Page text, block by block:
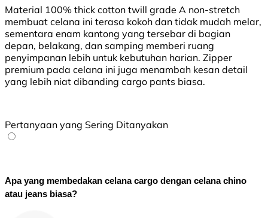
Material 100% thick cotton twill grade A non-stretch
membuat celana ini terasa kokoh dan tidak mudah melar,
sementara enam kantong yang tersebar di bagian
depan, belakang, dan samping memberi ruang
penyimpanan lebih untuk kebutuhan harian. Zipper
premium pada celana ini juga menambah kesan detail
yang lebih niat dibanding cargo pants biasa.
Pertanyaan yang Sering Ditanyakan
Apa yang membedakan celana cargo dengan celana chino
atau jeans biasa?